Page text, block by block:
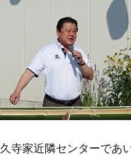
久寺家近隣センターであ